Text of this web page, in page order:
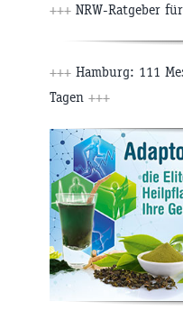
+++ NRW-Ratgeber
+++ Hamburg: 111
Tagen +++